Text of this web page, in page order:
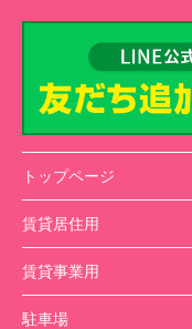
トップページ
賃貸居住用
賃貸事業用
駐車場